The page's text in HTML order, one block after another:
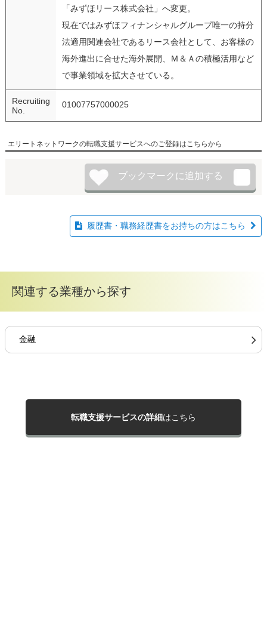
「みずほリース株式会社」へ変更。
現在ではみずほフィナンシャルグループ唯一の持分
法適用関連会社であるリース会社として、お客様の
海外進出に合せた海外展開、Ｍ＆Ａの積極活用など
で事業領域を拡大させている。
Recruiting
No.
01007757000025
エリートネットワークの転職支援サービスへのご登録はこちらから
履歴書・職務経歴書をお持ちの方はこちら
関連する業種から探す
金融
転職支援サービスの詳細はこちら